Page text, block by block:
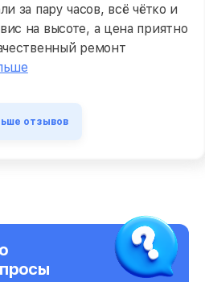
за пару часов, всё чётко и
на высоте, а цена приятно
ремонт
отзывов